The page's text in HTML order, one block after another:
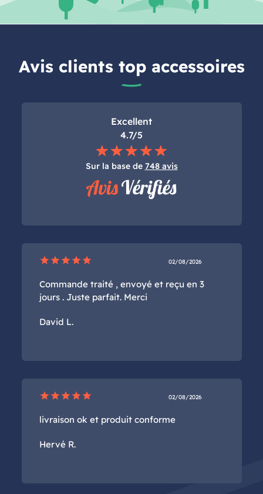
Avis clients top accessoires
Excellent
4.7/5
Sur la base de 748 avis
star star star star star 02/08/2026
Commande traité , envoyé et reçu en 3
jours . Juste parfait. Merci
David L.
star star star star star 02/08/2026
livraison ok et produit conforme
Hervé R.